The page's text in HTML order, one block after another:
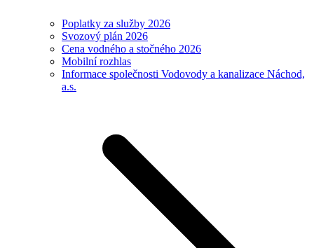
Poplatky za služby 2026
Svozový plán 2026
Cena vodného a stočného 2026
Mobilní rozhlas
Informace společnosti Vodovody a kanalizace Náchod,
a.s.